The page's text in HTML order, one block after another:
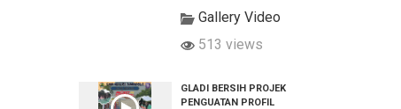
Gallery Video
513 views
GLADI BERSIH PROJEK
PENGUATAN PROFIL